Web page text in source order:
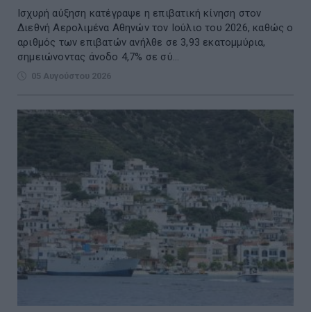
Ισχυρή αύξηση κατέγραψε η επιβατική κίνηση στον
Διεθνή Αερολιμένα Αθηνών τον Ιούλιο του 2026, καθώς ο
αριθμός των επιβατών ανήλθε σε 3,93 εκατομμύρια,
σημειώνοντας άνοδο 4,7% σε σύ...
05 Αυγούστου 2026